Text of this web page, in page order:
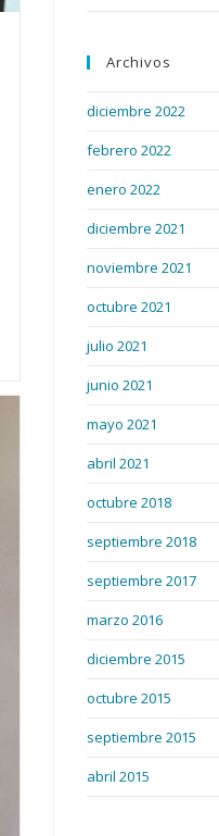
Archivos
diciembre 2022
febrero 2022
enero 2022
diciembre 2021
noviembre 2021
octubre 2021
julio 2021
junio 2021
mayo 2021
abril 2021
octubre 2018
septiembre 2018
septiembre 2017
marzo 2016
diciembre 2015
octubre 2015
septiembre 2015
abril 2015